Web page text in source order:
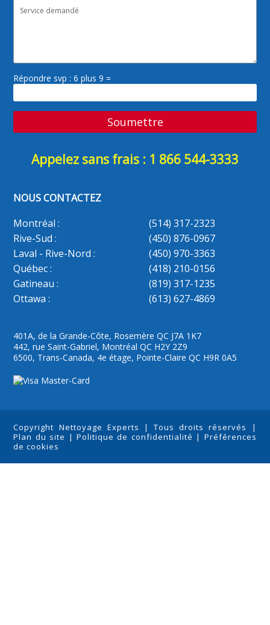
Répondre svp : 6 plus 9 =
Appelez sans frais : 1 866 544-3333
NOUS CONTACTEZ
Montréal :
(514) 317-2323
Rive-Sud :
(450) 876-0967
Laval - Rive-Nord :
(450) 970-3363
Québec :
(418) 210-0156
Gatineau :
(819) 317-1235
Ottawa :
(613) 627-4869
401A, de la Grande-Côte, Rosemère QC J7A 1K7
442, rue Saint-Gabriel, Montréal QC H2Y 2Z9
6500, Trans-Canada, 4e étage, Pointe-Claire QC H9R 0A5
Copyright Nettoyage Experts | Tous droits réservés |
Plan du site |Politique de confidentialité | Préférences
de cookies